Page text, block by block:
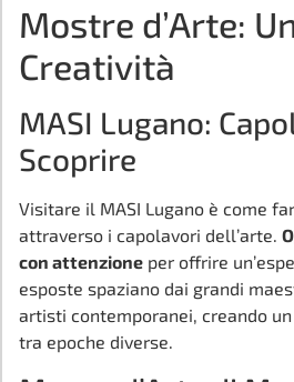
Mostre d’Arte:
Creatività
MASI Lugano:
Scoprire
Visitare il MASI Lugano è come
attraverso i capolavori dell’arte.
con attenzione per offrire
esposte spaziano dai grandi
artisti contemporanei, creando
tra epoche diverse.